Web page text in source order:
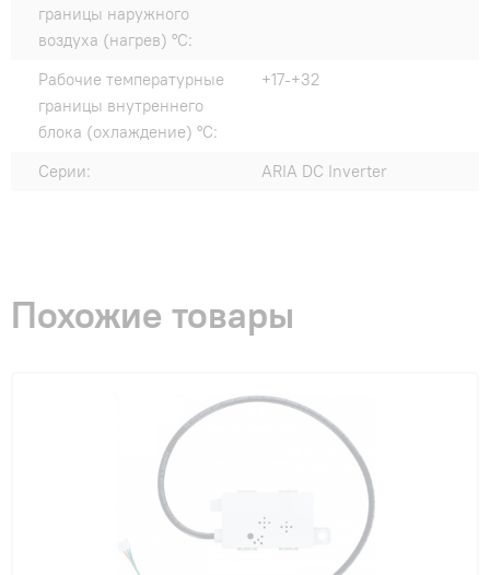
границы наружного
воздуха (нагрев) °C:
Рабочие температурные
границы внутреннего
блока (охлаждение) °C:
+17-+32
Серии: ARIA DC Inverter
Похожие товары